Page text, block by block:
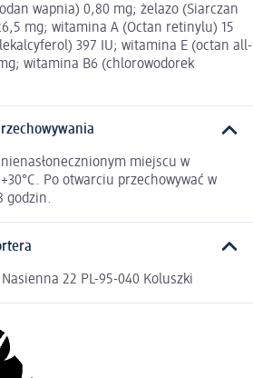
wapnia) 0,80 mg; żelazo (Siarczan
mg; witamina A (Octan retinylu) 15
397 IU; witamina E (octan all-
witamina B6 (chlorowodorek
miejscu w
Po otwarciu przechowywać w
godzin.
22 PL-95-040 Koluszki